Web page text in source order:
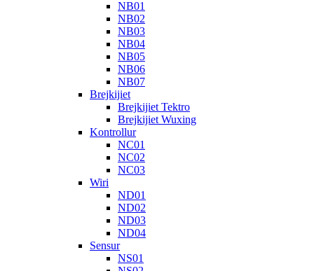
NB01
NB02
NB03
NB04
NB05
NB06
NB07
Brejkijiet
Brejkijiet Tektro
Brejkijiet Wuxing
Kontrollur
NC01
NC02
NC03
Wiri
ND01
ND02
ND03
ND04
Sensur
NS01